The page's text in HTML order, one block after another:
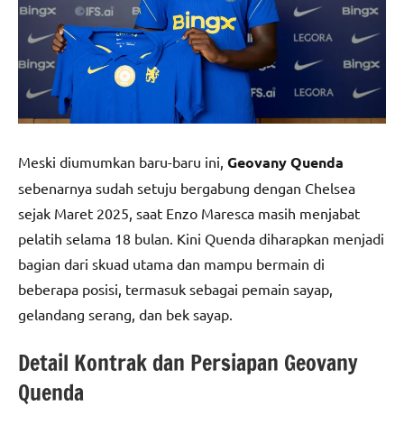
Meski diumumkan baru-baru ini, Geovany Quenda
sebenarnya sudah setuju bergabung dengan Chelsea
sejak Maret 2025, saat Enzo Maresca masih menjabat
pelatih selama 18 bulan. Kini Quenda diharapkan menjadi
bagian dari skuad utama dan mampu bermain di
beberapa posisi, termasuk sebagai pemain sayap,
gelandang serang, dan bek sayap.
Detail Kontrak dan Persiapan Geovany
Quenda